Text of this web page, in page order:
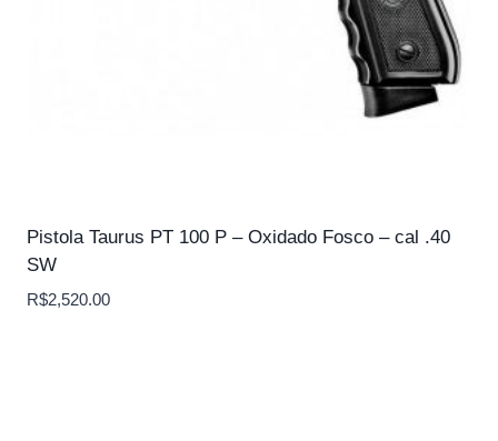
Pistola Taurus PT 100 P – Oxidado Fosco – cal .40
SW
R$2,520.00